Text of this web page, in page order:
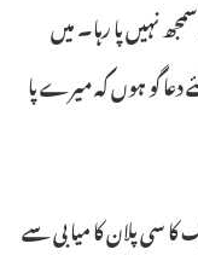
نہیں پا رہا۔ میں
گو ہوں کہ میرے پا
کا سی پلان کا میا بی سے